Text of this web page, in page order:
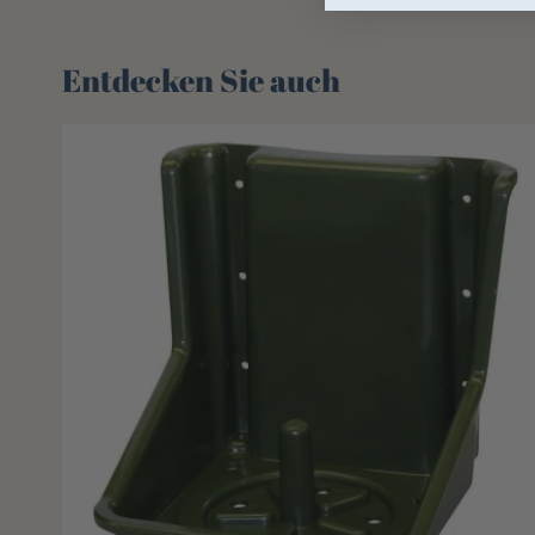
Entdecken Sie auch 🌻